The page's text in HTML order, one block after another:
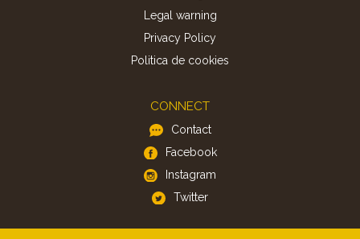
Legal warning
Privacy Policy
Politica de cookies
CONNECT
Contact
Facebook
Instagram
Twitter